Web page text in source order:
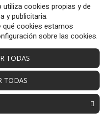
cookies propias y de
y publicitaria.
cookies estamos
sobre las cookies.
TODAS
TODAS